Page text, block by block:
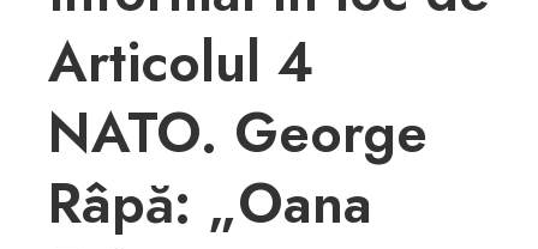
Articolul 4
NATO. George
Râpă: „Oana